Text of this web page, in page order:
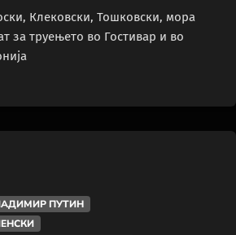
Клековски, Тошковски, мора
за труењето во Гостивар и во
ПУТИН